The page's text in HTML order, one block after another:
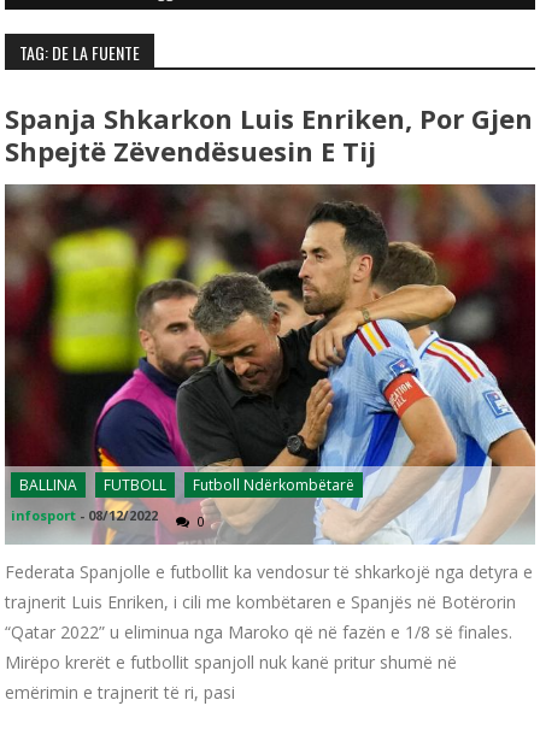
TAG: DE LA FUENTE
Spanja Shkarkon Luis Enriken, Por Gjen
Shpejtë Zëvendësuesin E Tij
BALLINA FUTBOLL Futboll Ndërkombëtarë
infosport - 08/12/2022 0
Federata Spanjolle e futbollit ka vendosur të shkarkojë nga detyra e
trajnerit Luis Enriken, i cili me kombëtaren e Spanjës në Botërorin
“Qatar 2022” u eliminua nga Maroko që në fazën e 1/8 së finales.
Mirëpo krerët e futbollit spanjoll nuk kanë pritur shumë në
emërimin e trajnerit të ri, pasi